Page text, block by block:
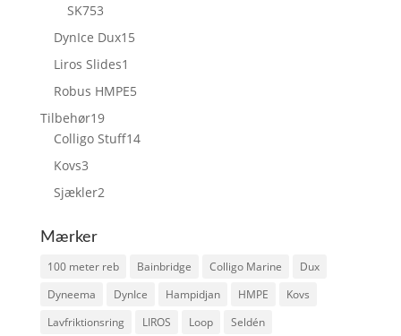
SK7533
varer
DynIce Dux1515
Liros Slides1
vare
Robus HMPE55
Tilbehør1919
varer
Colligo Stuff1414
Kovs33
varer
Sjækler22
Mærker
100 meter reb Bainbridge Colligo Marine
Dux
Dyneema
DynIce Hampidjan HMPE
Kovs
Lavfriktionsring
LIROS Loop
Seldén